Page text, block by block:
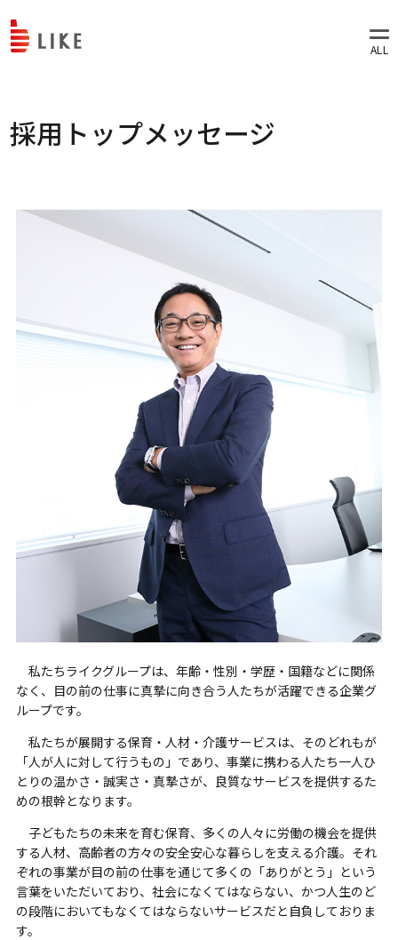
採用トップメッセージ
私たちライクグループは、年齢・性別・学歴・国籍などに関係
なく、目の前の仕事に真摯に向き合う人たちが活躍できる企業グ
ループです。
私たちが展開する保育・人材・介護サービスは、そのどれもが
「人が人に対して行うもの」であり、事業に携わる人たち一人ひ
とりの温かさ・誠実さ・真摯さが、良質なサービスを提供するた
めの根幹となります。
子どもたちの未来を育む保育、多くの人々に労働の機会を提供
する人材、高齢者の方々の安全安心な暮らしを支える介護。それ
ぞれの事業が目の前の仕事を通じて多くの「ありがとう」という
言葉をいただいており、社会になくてはならない、かつ人生のど
の段階においてもなくてはならないサービスだと自負しておりま
す。